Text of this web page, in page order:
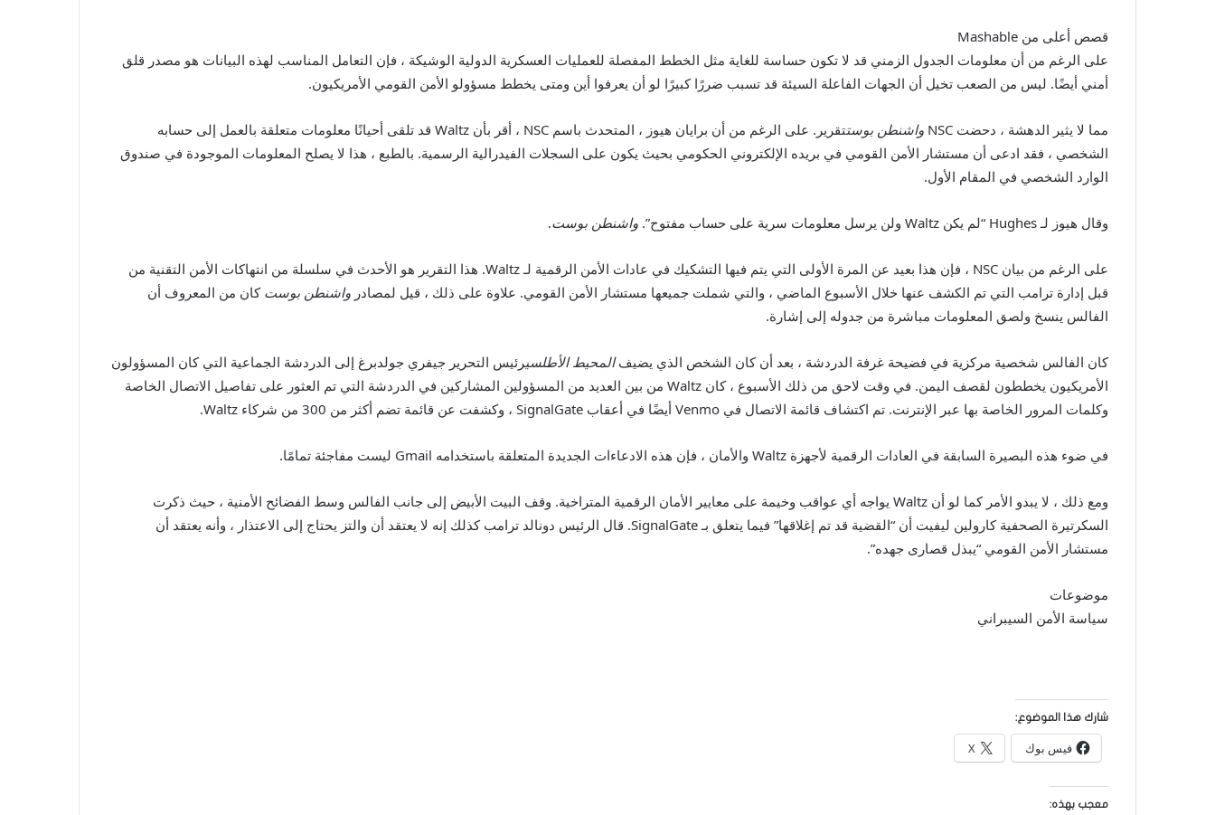
قصص أعلى من Mashable
على الرغم من أن معلومات الجدول الزمني قد لا تكون حساسة للغاية مثل الخطط المفصلة للعمليات العسكرية الدولية الوشيكة ، فإن التعامل المناسب لهذه البيانات هو مصدر قلق
أمني أيضًا. ليس من الصعب تخيل أن الجهات الفاعلة السيئة قد تسبب ضررًا كبيرًا لو أن يعرفوا أين ومتى يخطط مسؤولو الأمن القومي الأمريكيون.
مما لا يثير الدهشة ، دحضت NSC واشنطن بوست
تقرير. على الرغم من أن برايان هيوز ، المتحدث باسم NSC ، أقر بأن Waltz قد تلقى أحيانًا معلومات متعلقة بالعمل إلى حسابه
الشخصي ، فقد ادعى أن مستشار الأمن القومي في بريده الإلكتروني الحكومي بحيث يكون على السجلات الفيدرالية الرسمية. بالطبع ، هذا لا يصلح المعلومات الموجودة في صندوق
الوارد الشخصي في المقام الأول.
وقال هيوز لـ Hughes “لم يكن Waltz ولن يرسل معلومات سرية على حساب مفتوح”. واشنطن بوست.
على الرغم من بيان NSC ، فإن هذا بعيد عن المرة الأولى التي يتم فيها التشكيك في عادات الأمن الرقمية لـ Waltz. هذا التقرير هو الأحدث في سلسلة من انتهاكات الأمن التقنية من
قبل إدارة ترامب التي تم الكشف عنها خلال الأسبوع الماضي ، والتي شملت جميعها مستشار الأمن القومي. علاوة على ذلك ، قيل لمصادر واشنطن بوست كان من المعروف أن
الفالس ينسخ ولصق المعلومات مباشرة من جدوله إلى إشارة.
كان الفالس شخصية مركزية في فضيحة غرفة الدردشة ، بعد أن كان الشخص الذي يضيفالمحيط الأطلسيرئيس التحرير جيفري جولدبرغ إلى الدردشة الجماعية التي كان المسؤولون
الأمريكيون يخططون لقصف اليمن. في وقت لاحق من ذلك الأسبوع ، كان Waltz من بين العديد من المسؤولين المشاركين في الدردشة التي تم العثور على تفاصيل الاتصال الخاصة
وكلمات المرور الخاصة بها عبر الإنترنت. تم اكتشاف قائمة الاتصال في Venmo أيضًا في أعقاب SignalGate ، وكشفت عن قائمة تضم أكثر من 300 من شركاء Waltz.
في ضوء هذه البصيرة السابقة في العادات الرقمية لأجهزة Waltz والأمان ، فإن هذه الادعاءات الجديدة المتعلقة باستخدامه Gmail ليست مفاجئة تمامًا.
ومع ذلك ، لا يبدو الأمر كما لو أن Waltz يواجه أي عواقب وخيمة على معايير الأمان الرقمية المتراخية. وقف البيت الأبيض إلى جانب الفالس وسط الفضائح الأمنية ، حيث ذكرت
السكرتيرة الصحفية كارولين ليفيت أن “القضية قد تم إغلاقها” فيما يتعلق بـ SignalGate. قال الرئيس دونالد ترامب كذلك إنه لا يعتقد أن والتز يحتاج إلى الاعتذار ، وأنه يعتقد أن
مستشار الأمن القومي “يبذل قصارى جهده”.
موضوعات
سياسة الأمن السيبراني
شارك هذا الموضوع:
فيس بوك X
معجب بهذه: